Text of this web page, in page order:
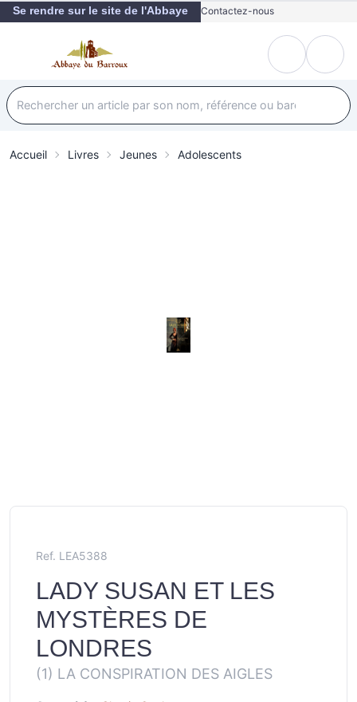
Se rendre sur le site de l'Abbaye Contactez-nous
Accueil Livres Jeunes Adolescents
Ref. LEA5388
LADY SUSAN ET LES
MYSTÈRES DE
LONDRES
(1) LA CONSPIRATION DES AIGLES